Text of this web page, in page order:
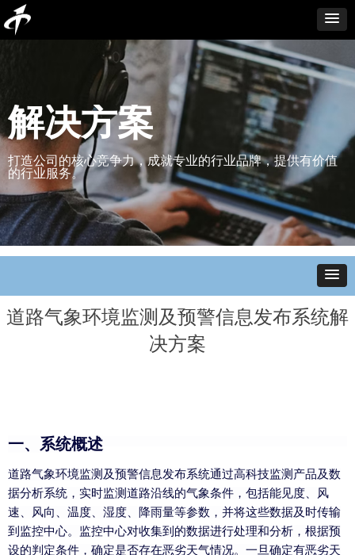
一、系统概述
道路气象环境监测及预警信息发布系统通过高科技监测产品及数
据分析系统，实时监测道路沿线的气象条件，包括能见度、风
速、风向、温度、湿度、降雨量等参数，并将这些数据及时传输
到监控中心。监控中心对收集到的数据进行处理和分析，根据预
设的判定条件，确定是否存在恶劣天气情况。一旦确定有恶劣天
道路气象环境监测及预警信息发布系统解
决方案
打造公司的核心竞争力，成就专业的行业品牌，提供有价值
的行业服务。
解决方案